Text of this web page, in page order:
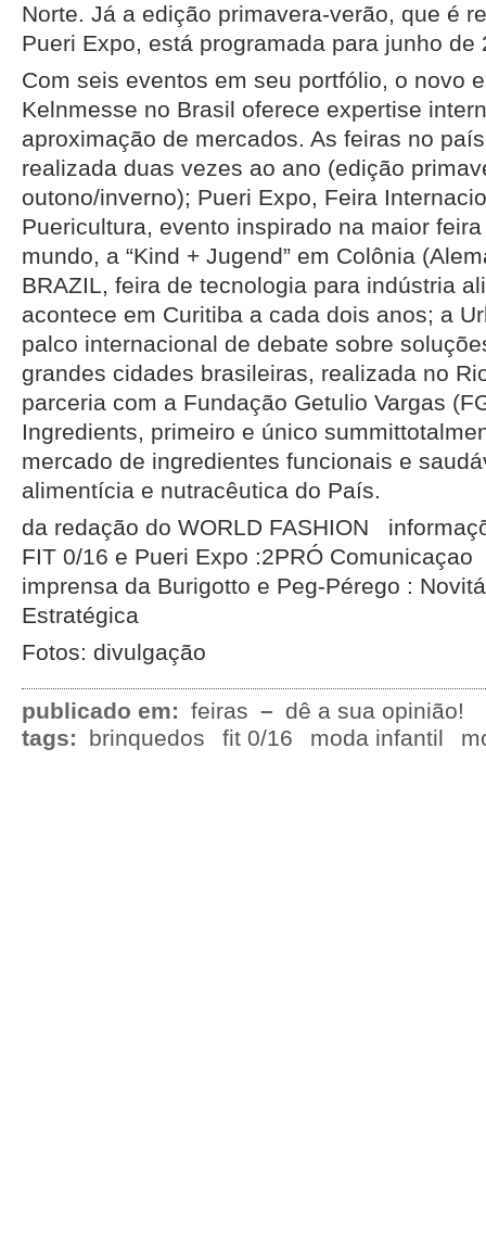
Norte. Já a edição primavera-verão, que é
Pueri Expo, está programada para junho de
Com seis eventos em seu portfólio, o novo
Kelnmesse no Brasil oferece expertise
aproximação de mercados. As feiras no
realizada duas vezes ao ano (edição
outono/inverno); Pueri Expo, Feira
Puericultura, evento inspirado na maior
mundo, a “Kind + Jugend” em Colônia
BRAZIL, feira de tecnologia para indústria
acontece em Curitiba a cada dois anos; a
palco internacional de debate sobre
grandes cidades brasileiras, realizada no
parceria com a Fundação Getulio Vargas
Ingredients, primeiro e único
mercado de ingredientes funcionais e
alimentícia e nutracêutica do País.
da redação do WORLD FASHION
FIT 0/16 e Pueri Expo :2PRÓ
imprensa da Burigotto e Peg-Pérego :
Estratégica
Fotos: divulgação
publicado em: feiras – dê a sua opinião!
tags:
brinquedos fit 0/16 moda infantil